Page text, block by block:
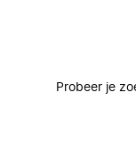
Probeer je